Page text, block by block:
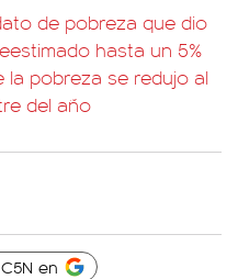
de pobreza que dio
hasta un 5%
la pobreza se redujo al
del año
en